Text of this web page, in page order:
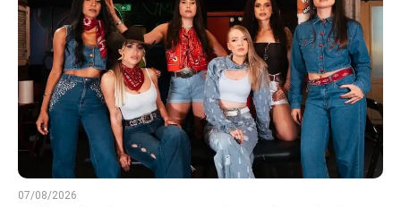
07/08/2026